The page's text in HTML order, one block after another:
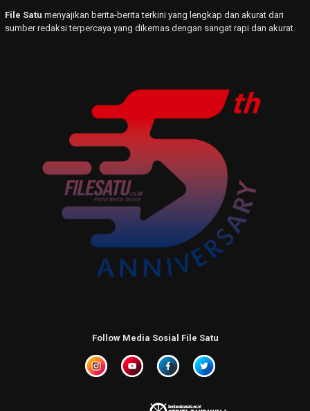
File Satu menyajikan berita-berita terkini yang lengkap dan akurat dari
sumber redaksi terpercaya yang dikemas dengan sangat rapi dan akurat.
Follow Media Sosial File Satu